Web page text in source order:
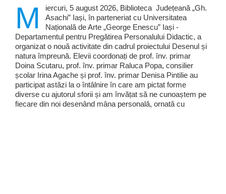
M
iercuri, 5 august 2026, Biblioteca Județeană „Gh.
Asachi” Iași, în parteneriat cu Universitatea
Națională de Arte „George Enescu” Iași -
Departamentul pentru Pregătirea Personalului Didactic, a
organizat o nouă activitate din cadrul proiectului Desenul și
natura împreună. Elevii coordonați de prof. înv. primar
Doina Scutaru, prof. înv. primar Raluca Popa, consilier
școlar Irina Agache și prof. înv. primar Denisa Pintilie au
participat astăzi la o întâlnire în care am pictat forme
diverse cu ajutorul sforii și am învățat să ne cunoaștem pe
fiecare din noi desenând mâna personală, ornată cu